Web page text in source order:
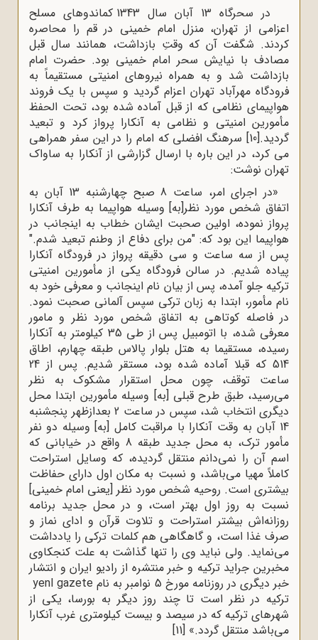
در سحرگاه 13 آبان سال 1343 کماندوهاى مسلح
اعزامى از تهران، منزل امام خمینى در قم را محاصره
کردند. شگفت آن که وقتِ بازداشت، همانند سال قبل
مصادف با نیایش سحر امام خمینى بود. حضرت امام
بازداشت شد و به همراه نیروهاى امنیتى مستقیماً به
فرودگاه مهرآباد تهران‌ اعزام گردید و سپس با یک فروند
هواپیماى نظامى که از قبل آماده شده بود، تحت الحفظ
مأمورین امنیتى و نظامى به آنکارا پرواز کرد و تبعید
گردید.[10] سرهنگ افضلی که امام را در این سفر همراهی
می کرد، در این باره با ارسال گزارشی از آنکارا به ساواک
تهران نوشت:
«در اجرای امر، ساعت 8 صبح چهارشنبه 13 آبان به
اتفاق شخص مورد نظر[به] وسیله هواپیما به طرف آنکارا
پرواز نموده، اولین صحبت ایشان خطاب به اینجانب در
هواپیما این بود که: "من برای دفاع از وطنم تبعید شدم."
پس از سه ساعت و سی دقیقه پرواز در فرودگاه آنکارا
پیاده شدیم. در سالن فرودگاه یکی از مأمورین امنیتی
ترکیه جلو آمده، پس از بیان نام اینجانب و معرفی خود به
نام مأمور، ابتدا به زبان ترکی سپس آلمانی صحبت نمود.
در فاصله کوتاهی به اتفاق شخص مورد نظر و مامور
معرفی شده، با اتومبیل پس از طی 35 کیلومتر به آنکارا
رسیده، مستقیما به هتل بلوار پالاس طبقه چهارم، اطاق
514 که قبلا آماده شده بود، مستقر شدیم. پس از 24
ساعت توقف، چون محل استقرار مشکوک به نظر
می‌رسید، طبق طرح قبلی [به] وسیله مأمورین ابتدا محل
دیگری انتخاب شد، سپس در ساعت 2 بعدازظهر پنجشنبه
14 آبان به وقت آنکارا با مراقبت کامل [به] وسیله دو نفر
مأمور ترک، به محل جدید طبقه 8 واقع در خیابانی که
اسم آن را نمی‌دانم منتقل گردیده، که وسایل استراحت
کاملاً مهیا می‌باشد، و نسبت به مکان اول دارای حفاظت
بیشتری است. روحیه شخص مورد نظر [یعنی امام خمینی]
نسبت به روز اول بهتر است، و در محل جدید برنامه
روزانه‌اش بیشتر استراحت و تلاوت قرآن و ادای نماز و
صرف غذا است، و گاهگاهی هم کلمات ترکی را یادداشت
می‌نماید. ولی نباید وی را تنها گذاشت به علت کنجکاوی
مخبرین جراید ترکیه و خبر منتشره از رادیو ایران و انتشار
خبر دیگری در روزنامه مورخ 5 نوامبر به نام
yenl gazete
ترکیه در نظر است تا چند روز دیگر به بورسا، یکی از
شهرهای ترکیه که در سیصد و بیست کیلومتری غرب آنکارا
می‌باشد منتقل گردد.» [11]